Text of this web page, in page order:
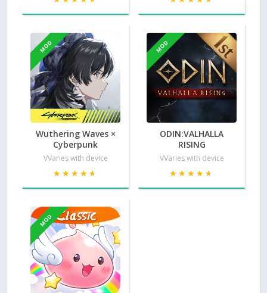
MOD
Wuthering Waves ×
Cyberpunk
VVaries with device
★★★★★
★★★★★
MOD
ODIN:VALHALLA
RISING
VVaries with device
★★★★★
★★★★★
MOD